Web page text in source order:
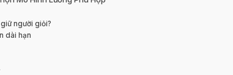
người giỏi?
dài hạn